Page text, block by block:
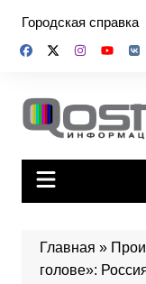
содержимому
Городская справка
Главная »
голове»: